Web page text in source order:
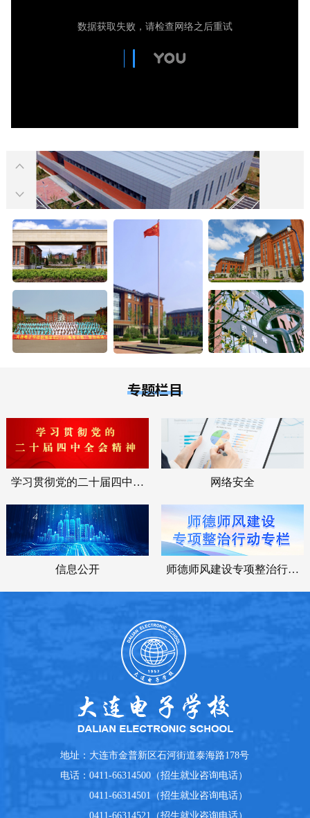
专题栏目
学习贯彻党的二十届四中全
网络安全
信息公开
师德师风建设专项整治行动
地址： 大连市金普新区石河街道泰海路178号
电话：0411-66314500（招生就业咨询电话）
0411-66314501（招生就业咨询电话）
0411-66314521（招生就业咨询电话）